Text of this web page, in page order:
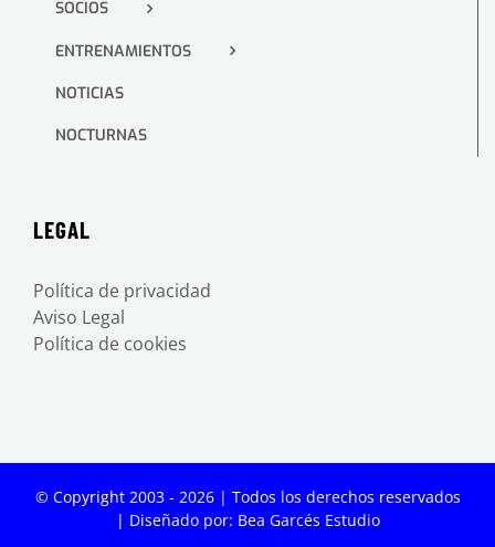
SOCIOS
ENTRENAMIENTOS
NOTICIAS
NOCTURNAS
LEGAL
Política de privacidad
Aviso Legal
Política de cookies
© Copyright 2003 - 2026 | Todos los derechos reservados
| Diseñado por: Bea Garcés Estudio